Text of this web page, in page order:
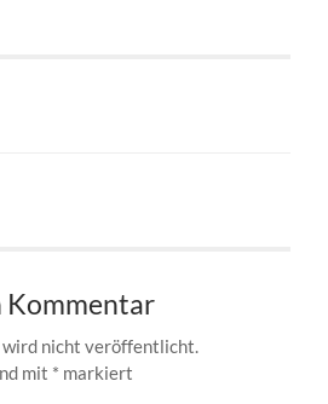
Kommentar
nicht veröffentlicht.
mit * markiert